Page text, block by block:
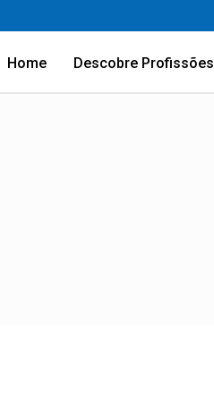
Home Descobre Profissões